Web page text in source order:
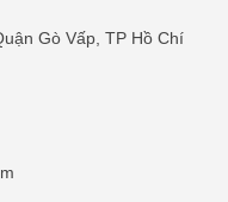
Gò Vấp, TP Hồ Chí